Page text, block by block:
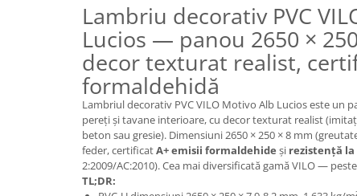
Lambriuri PVC
Lambriuri Premium
Panouri Decorative
Panouri Decorative SPC
Panouri Decorative Premium
Lambriu decorativ PVC
Lucios — panou 2650 ×
decor texturat realist,
formaldehidă
Lambriul decorativ PVC VILO Motivo Alb Lucios este un
pereți și tavane interioare, cu decor texturat realist
beton sau gresie). Dimensiuni 2650 × 250 × 8 mm
feder, certificatA+ emisii formaldehide și rezistență la
2:2009/AC:2010). Cea mai diversificată gamă VILO —
TL;DR: